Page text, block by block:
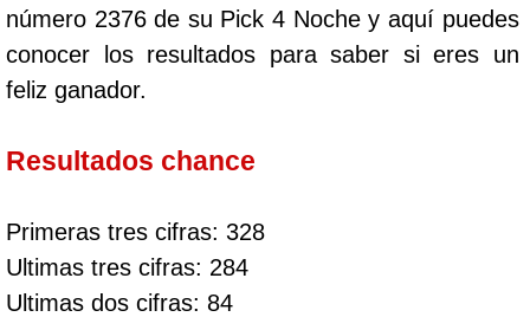
número 2376 de su Pick 4 Noche y aquí puedes
conocer los resultados para saber si eres un
feliz ganador.
Resultados chance
Primeras tres cifras: 328
Ultimas tres cifras: 284
Ultimas dos cifras: 84